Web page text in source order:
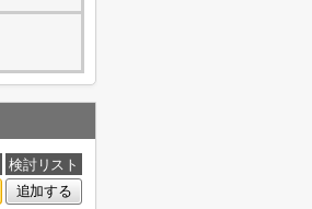
検討リスト
追加する